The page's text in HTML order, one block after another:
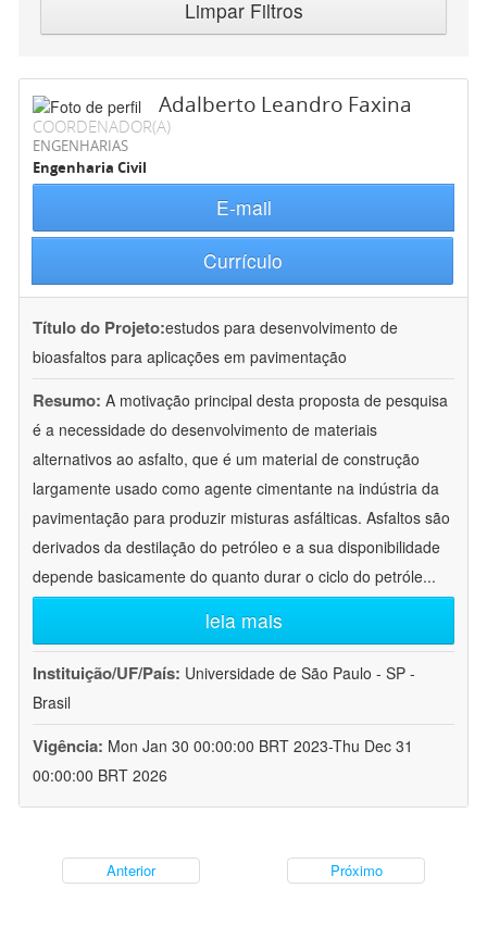
Limpar Filtros
Adalberto Leandro Faxina
COORDENADOR(A)
ENGENHARIAS
Engenharia Civil
E-mail
Currículo
Título do Projeto:estudos para desenvolvimento de
bioasfaltos para aplicações em pavimentação
Resumo: A motivação principal desta proposta de pesquisa
é a necessidade do desenvolvimento de materiais
alternativos ao asfalto, que é um material de construção
largamente usado como agente cimentante na indústria da
pavimentação para produzir misturas asfálticas. Asfaltos são
derivados da destilação do petróleo e a sua disponibilidade
depende basicamente do quanto durar o ciclo do petróle...
leia mais
Instituição/UF/País: Universidade de São Paulo - SP -
Brasil
Vigência: Mon Jan 30 00:00:00 BRT 2023-Thu Dec 31
00:00:00 BRT 2026
Anterior Próximo